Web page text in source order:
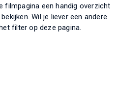
filmpagina een handig overzicht
Wil je liever een andere
filter op deze pagina.